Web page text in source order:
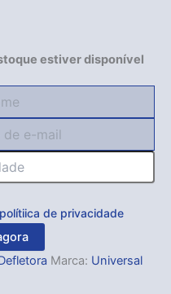
estiver disponível
polítiica de privacidade
Marca: Universal